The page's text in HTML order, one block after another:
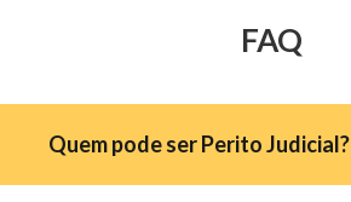
FAQ
Quem pode ser Perito Judicial?